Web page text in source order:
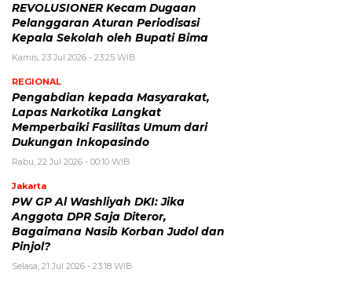
REVOLUSIONER Kecam Dugaan
Pelanggaran Aturan Periodisasi
Kepala Sekolah oleh Bupati Bima
Kamis, 23 Jul 2026 - 23:25 WIB
REGIONAL
Pengabdian kepada Masyarakat,
Lapas Narkotika Langkat
Memperbaiki Fasilitas Umum dari
Dukungan Inkopasindo
Rabu, 22 Jul 2026 - 00:10 WIB
Jakarta
PW GP Al Washliyah DKI: Jika
Anggota DPR Saja Diteror,
Bagaimana Nasib Korban Judol dan
Pinjol?
Selasa, 21 Jul 2026 - 23:18 WIB